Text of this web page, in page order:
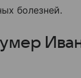
болезней.
умер